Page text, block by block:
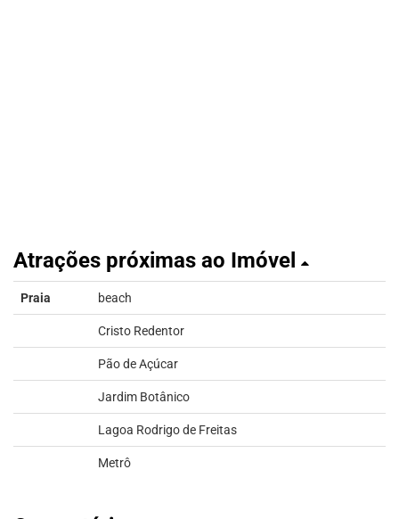
Atrações próximas ao Imóvel
Praia beach
Cristo Redentor
Pão de Açúcar
Jardim Botânico
Lagoa Rodrigo de Freitas
Metrô